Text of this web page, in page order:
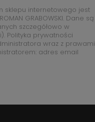
sklepu internetowego jest
GRABOWSKI. Dane są
szczegółowo w
Polityka prywatności
wraz z prawami
adres email